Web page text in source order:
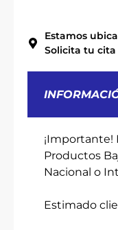
Estamos
Solicita tu cita
¡Importante!
Productos
Nacional o
Estimado